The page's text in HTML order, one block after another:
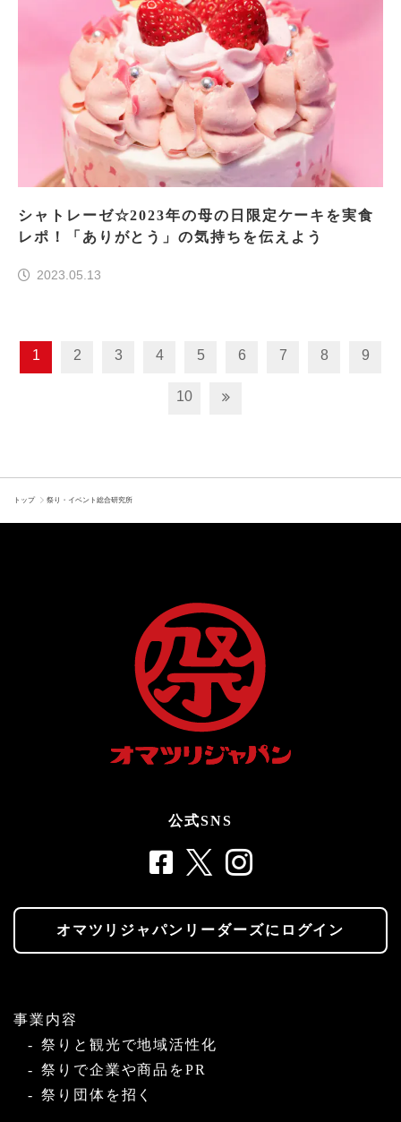
シャトレーゼ☆2023年の母の日限定ケーキを実食
レポ！「ありがとう」の気持ちを伝えよう
2023.05.13
1 2 3 4 5 6 7 8 9
10
トップ 祭り・イベント総合研究所
公式SNS
オマツリジャパンリーダーズにログイン
事業内容
祭りと観光で地域活性化
祭りで企業や商品をPR
祭り団体を招く